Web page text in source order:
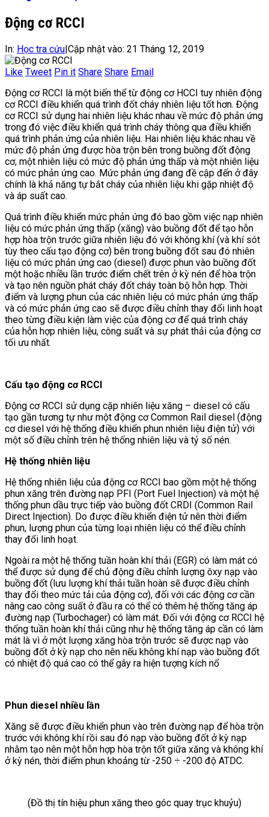
Động cơ RCCI
In: Học tra cứu|Cập nhật vào: 21 Tháng 12, 2019
Like Tweet Pin it Share Share Email
Động cơ RCCI là một biến thể từ động cơ HCCI tuy nhiên động
cơ RCCI điều khiển quá trình đốt cháy nhiên liệu tốt hơn. Động
cơ RCCI sử dụng hai nhiên liệu khác nhau về mức độ phản ứng
trong đó việc điều khiển quá trình cháy thông qua điều khiển
quá trình phản ứng của nhiên liệu. Hai nhiên liệu khác nhau về
mức độ phản ứng được hòa trộn bên trong buồng đốt động
cơ, một nhiên liệu có mức độ phản ứng thấp và một nhiên liệu
có mức phản ứng cao. Mức phản ứng đang đề cập đến ở đây
chính là khả năng tự bắt cháy của nhiên liệu khi gặp nhiệt độ
và áp suất cao.
Quá trình điều khiển mức phản ứng đó bao gồm việc nạp nhiên
liệu có mức phản ứng thấp (xăng) vào buồng đốt để tạo hỗn
hợp hòa trộn trước giữa nhiên liệu đó với không khí (và khí sót
tùy theo cấu tạo động cơ) bên trong buồng đốt sau đó nhiên
liệu có mức phản ứng cao (diesel) được phun vào buồng đốt
một hoặc nhiều lần trước điểm chết trên ở kỳ nén để hòa trộn
và tạo nên nguồn phát cháy đốt cháy toàn bộ hỗn hợp. Thời
điểm và lượng phun của các nhiên liệu có mức phản ứng thấp
và có mức phản ứng cao sẽ được điều chỉnh thay đổi linh hoạt
theo từng điều kiện làm việc của động cơ để quá trình cháy
của hỗn hợp nhiên liệu, công suất và sự phát thải của động cơ
tối ưu nhất.
Cấu tạo động cơ RCCI
Động cơ RCCI sử dụng cặp nhiên liệu xăng – diesel có cấu
tạo gần tương tự như một động cơ Common Rail diesel (động
cơ diesel với hệ thống điều khiển phun nhiên liệu điện tử) với
một số điều chỉnh trên hệ thống nhiên liệu và tỷ số nén.
Hệ thống nhiên liệu
Hệ thống nhiên liệu của động cơ RCCI bao gồm một hệ thống
phun xăng trên đường nạp PFI (Port Fuel Injection) và một hệ
thống phun dầu trực tiếp vào buồng đốt CRDI (Common Rail
Direct Injection). Do được điều khiển điện tử nên thời điểm
phun, lượng phun của từng loại nhiên liệu có thể điều chỉnh
thay đổi linh hoạt.
Ngoài ra một hệ thống tuần hoàn khí thải (EGR) có làm mát có
thể được sử dụng để chủ động điều chỉnh lượng ôxy nạp vào
buồng đốt (lưu lượng khí thải tuần hoàn sẽ được điều chỉnh
thay đổi theo mức tải của động cơ), đối với các động cơ cần
nâng cao công suất ở đầu ra có thể có thêm hệ thống tăng áp
đường nạp (Turbochager) có làm mát. Đối với động cơ RCCI hệ
thống tuần hoàn khí thải cũng như hệ thống tăng áp cần có làm
mát là vì ở một lượng xăng hòa trộn trước sẽ được nạp vào
buồng đốt ở kỳ nạp cho nên nếu không khí nạp vào buồng đốt
có nhiệt độ quá cao có thể gây ra hiện tượng kích nổ
Phun diesel nhiều lần
Xăng sẽ được điều khiển phun vào trên đường nạp để hòa trộn
trước với không khí rồi sau đó nạp vào buồng đốt ở kỳ nạp
nhằm tạo nên một hỗn hợp hòa trộn tốt giữa xăng và không khí
ở kỳ nén, thời điểm phun khoảng từ -250 ÷ -200 độ ATDC.
(Đồ thị tín hiệu phun xăng theo góc quay trục khuỷu)